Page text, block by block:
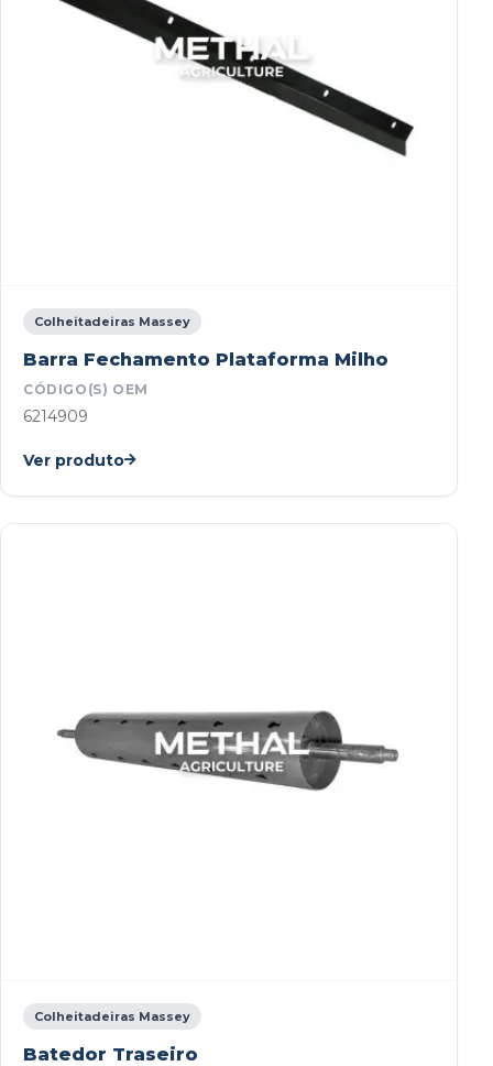
Colheitadeiras Massey
Barra Fechamento Plataforma Milho
CÓDIGO(S) OEM
6214909
Ver produto
Colheitadeiras Massey
Batedor Traseiro